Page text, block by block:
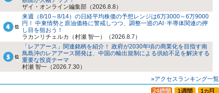
ザイ・オンライン編集部（2026.8.8）
来週（8/10～8/14）の日経平均株価の予想レンジは6万3000～6万9000
円！ 中東情勢と原油価格に警戒しつつ、調整一巡のAI･半導体関連の押
し目を狙おう！
ラカンリチェルカ（村瀬 智一）（2026.8.7）
「レアアース」関連銘柄を紹介！ 政府が2030年頃の商業化を目指す南
鳥島沖のレアアース開発は、中国の輸出規制による供給不足を解決する
重要な投資テーマ
村瀬 智一（2026.7.30）
»アクセスランキング一覧